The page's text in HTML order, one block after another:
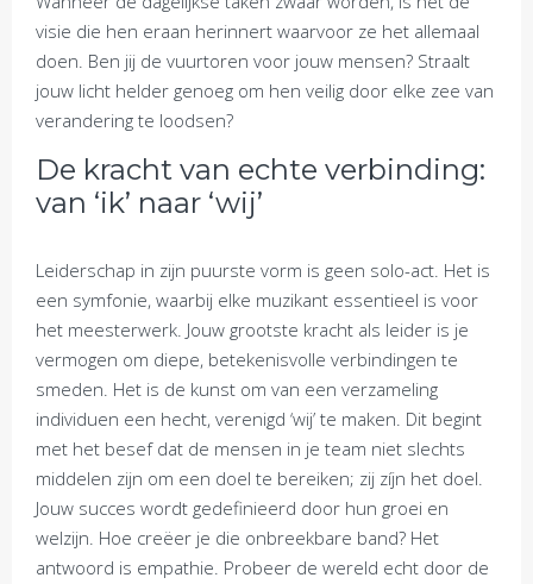
visie die hen eraan herinnert waarvoor ze het allemaal
doen. Ben jij de vuurtoren voor jouw mensen? Straalt
jouw licht helder genoeg om hen veilig door elke zee van
verandering te loodsen?
De kracht van echte verbinding:
van ‘ik’ naar ‘wij’
Leiderschap in zijn puurste vorm is geen solo-act. Het is
een symfonie, waarbij elke muzikant essentieel is voor
het meesterwerk. Jouw grootste kracht als leider is je
vermogen om diepe, betekenisvolle verbindingen te
smeden. Het is de kunst om van een verzameling
individuen een hecht, verenigd ‘wij’ te maken. Dit begint
met het besef dat de mensen in je team niet slechts
middelen zijn om een doel te bereiken; zij zíjn het doel.
Jouw succes wordt gedefinieerd door hun groei en
welzijn. Hoe creëer je die onbreekbare band? Het
antwoord is empathie. Probeer de wereld echt door de